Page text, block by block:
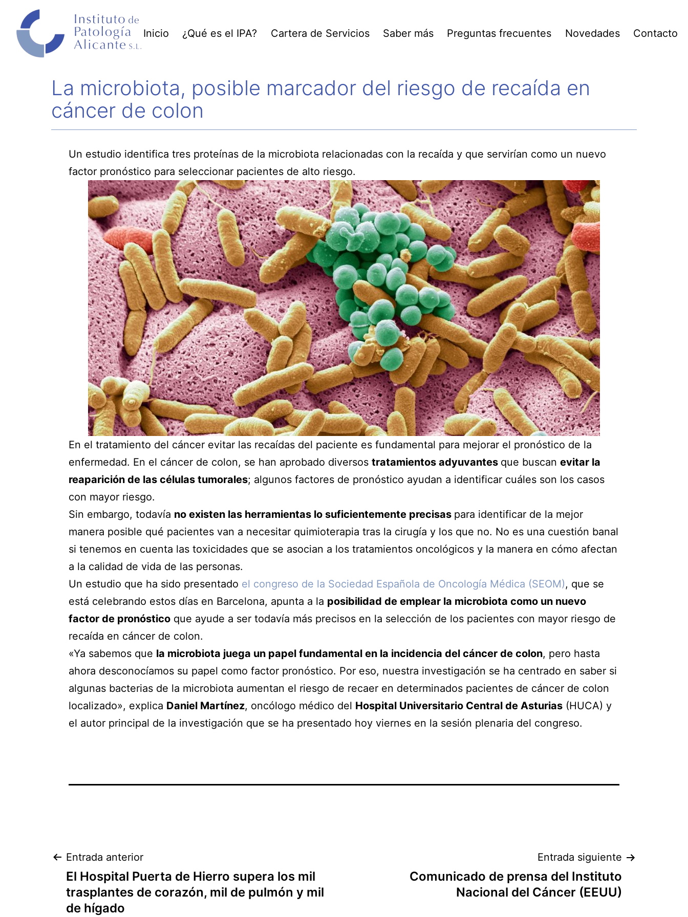
contenido
Inicio ¿Qué es el IPA? Cartera de Servicios Saber más Preguntas frecuentes Novedades Contacto
La microbiota, posible marcador del riesgo de recaída en
cáncer de colon
Un estudio identifica tres proteínas de la microbiota relacionadas con la recaída y que servirían como un nuevo
factor pronóstico para seleccionar pacientes de alto riesgo.
En el tratamiento del cáncer evitar las recaídas del paciente es fundamental para mejorar el pronóstico de la
enfermedad. En el cáncer de colon, se han aprobado diversostratamientos adyuvantes que buscanevitar la
reaparición de las células tumorales; algunos factores de pronóstico ayudan a identificar cuáles son los casos
con mayor riesgo.
Sin embargo, todavía no existen las herramientas lo suficientemente precisas para identificar de la mejor
manera posible qué pacientes van a necesitar quimioterapia tras la cirugía y los que no. No es una cuestión banal
si tenemos en cuenta las toxicidades que se asocian a los tratamientos oncológicos y la manera en cómo afectan
a la calidad de vida de las personas.
Un estudio que ha sido presentado el congreso de la Sociedad Española de Oncología Médica (SEOM), que se
está celebrando estos días en Barcelona, apunta a la posibilidad de emplear la microbiota como un nuevo
factor de pronóstico que ayude a ser todavía más precisos en la selección de los pacientes con mayor riesgo de
recaída en cáncer de colon.
«Ya sabemos que la microbiota juega un papel fundamental en la incidencia del cáncer de colon, pero hasta
ahora desconocíamos su papel como factor pronóstico. Por eso, nuestra investigación se ha centrado en saber si
algunas bacterias de la microbiota aumentan el riesgo de recaer en determinados pacientes de cáncer de colon
localizado», explica Daniel Martínez, oncólogo médico del Hospital Universitario Central de Asturias (HUCA) y
el autor principal de la investigación que se ha presentado hoy viernes en la sesión plenaria del congreso.
Navegación
de
Entrada anterior
El Hospital Puerta de Hierro supera los mil
trasplantes de corazón, mil de pulmón y mil
de hígado
Entrada siguiente
Comunicado de prensa del Instituto
Nacional del Cáncer (EEUU)